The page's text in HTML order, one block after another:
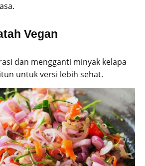
Vegan
dan mengganti minyak kelapa
untuk versi lebih sehat.